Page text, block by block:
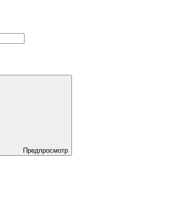
Предпросмотр